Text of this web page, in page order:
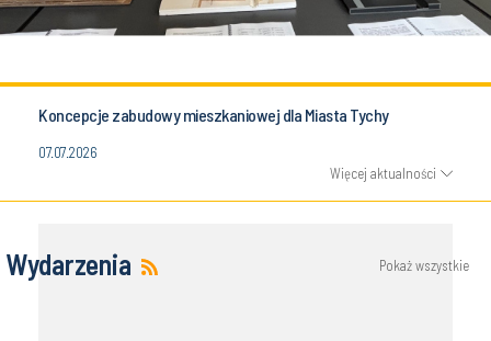
Koncepcje zabudowy mieszkaniowej dla Miasta Tychy
07.07.2026
Więcej aktualności
Wydarzenia Pokaż wszystkie